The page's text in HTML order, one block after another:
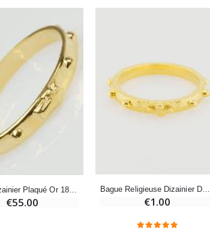
-20%
€12.00 €9.60
€7.90
€5.50 €4.95
€12.90
€130.00
Bague Dizainier Plaqué Or 18 Carats - Taille 62
€55.00
Bague Religieuse Dizainier Dorée - Taille 54
€1.00